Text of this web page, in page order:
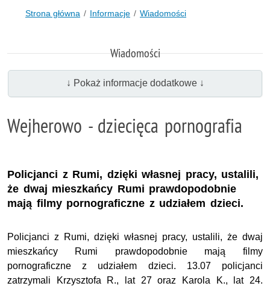
Strona główna Informacje Wiadomości
Wiadomości
↓ Pokaż informacje dodatkowe ↓
Wejherowo - dziecięca pornografia
Policjanci z Rumi, dzięki własnej pracy, ustalili,
że dwaj mieszkańcy Rumi prawdopodobnie
mają filmy pornograficzne z udziałem dzieci.
Policjanci z Rumi, dzięki własnej pracy, ustalili, że dwaj
mieszkańcy Rumi prawdopodobnie mają filmy
pornograficzne z udziałem dzieci. 13.07 policjanci
zatrzymali Krzysztofa R., lat 27 oraz Karola K., lat 24.